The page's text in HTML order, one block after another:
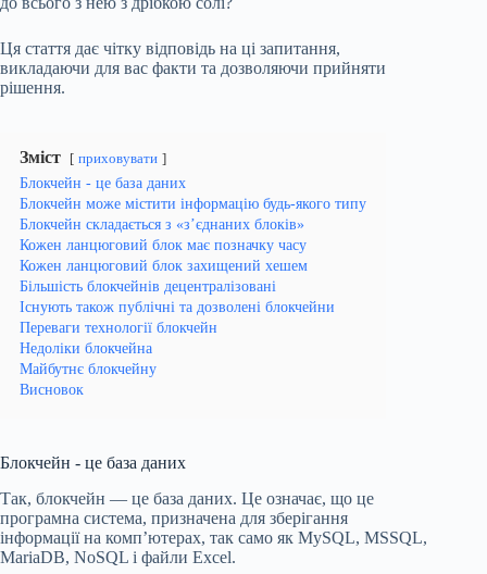
Ця стаття дає чітку відповідь на ці запитання,
викладаючи для вас факти та дозволяючи прийняти
рішення.
Зміст приховувати
Блокчейн - це база даних
Блокчейн може містити інформацію будь-якого типу
Блокчейн складається з «з’єднаних блоків»
Кожен ланцюговий блок має позначку часу
Кожен ланцюговий блок захищений хешем
Більшість блокчейнів децентралізовані
Існують також публічні та дозволені блокчейни
Переваги технології блокчейн
Недоліки блокчейна
Майбутнє блокчейну
Висновок
Блокчейн - це база даних
Так, блокчейн — це база даних. Це означає, що це
програмна система, призначена для зберігання
інформації на комп’ютерах, так само як MySQL, MSSQL,
MariaDB, NoSQL і файли Excel.